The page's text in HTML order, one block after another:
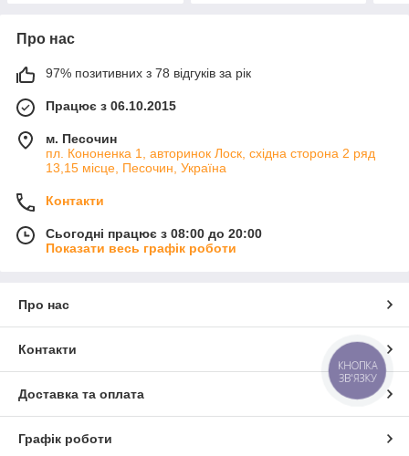
Про нас
97% позитивних з 78 відгуків за рік
Працює з 06.10.2015
м. Песочин
пл. Кононенка 1, авторинок Лоск, східна сторона 2 ряд
13,15 місце, Песочин, Україна
Контакти
Сьогодні працює з 08:00 до 20:00
Показати весь графік роботи
Про нас
Контакти
Доставка та оплата
Графік роботи
КНОПКА
ЗВ'ЯЗКУ